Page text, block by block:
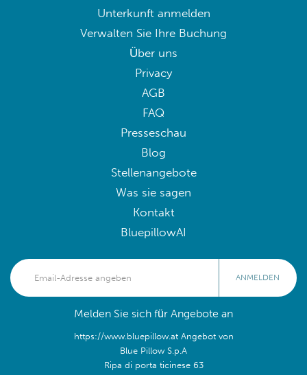
Unterkunft anmelden
Verwalten Sie Ihre Buchung
Über uns
Privacy
AGB
FAQ
Presseschau
Blog
Stellenangebote
Was sie sagen
Kontakt
BluepillowAI
ANMELDEN
Melden Sie sich für Angebote an
https://www.bluepillow.at Angebot von
Blue Pillow S.p.A
Ripa di porta ticinese 63